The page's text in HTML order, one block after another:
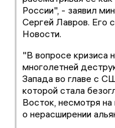
России", - заявил
Сергей Лавров. Его
Новости.
"В вопросе кризиса
многолетней
Запада во главе с
которой стала
Восток, несмотря на
о нерасширении